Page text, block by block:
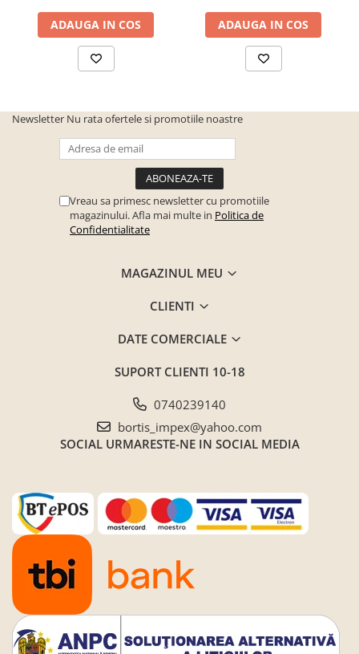
Canapele copii
Fotolii
Paturi pentru copii
Covoare
COVOARE CLASICE
COVOARE PUFOASE(SHAGGY)FIR
Mobilier Gradina
Banci gradina si terasa
Sezlonguri de gradina si terasa
Electrocasnice incorporabile
Chiuvete bucatarie
Cuptoare incorporabile
Hote
Masini de spalat vase
Oale sub presiune
Plite incorporabile
Prajitoare paine
Storcatoare
ADAUGA IN COS ADAUGA IN COS
Newsletter Nu rata ofertele si promotiile noastre
Vreau sa primesc newsletter cu promotiile
magazinului. Afla mai multe in Politica de
Confidentialitate
MAGAZINUL MEU
CLIENTI
DATE COMERCIALE
SUPORT CLIENTI 10-18
0740239140
bortis_impex@yahoo.com
SOCIAL URMARESTE-NE IN SOCIAL MEDIA